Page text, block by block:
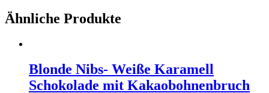
Ähnliche Produkte
Blonde Nibs- Weiße Karamell
Schokolade mit Kakaobohnenbruch